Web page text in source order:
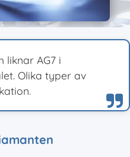
liknar AG7 i
Olika typer av